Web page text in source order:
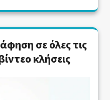
σε όλες τις
κλήσεις